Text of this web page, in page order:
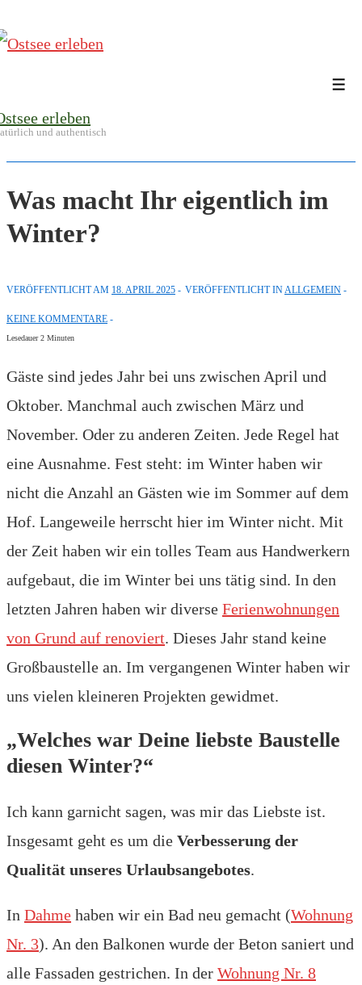
Zum
erleben
und authentisch
Was macht Ihr eigentlich im
Winter?
VERÖFFENTLICHT AM 18. APRIL 2025 VERÖFFENTLICHT IN ALLGEMEIN
KEINE KOMMENTARE
Lesedauer 2 Minuten
Gäste sind jedes Jahr bei uns zwischen April und
Oktober. Manchmal auch zwischen März und
November. Oder zu anderen Zeiten. Jede Regel hat
eine Ausnahme. Fest steht: im Winter haben wir
nicht die Anzahl an Gästen wie im Sommer auf dem
Hof. Langeweile herrscht hier im Winter nicht. Mit
der Zeit haben wir ein tolles Team aus Handwerkern
aufgebaut, die im Winter bei uns tätig sind. In den
letzten Jahren haben wir diverse Ferienwohnungen
von Grund auf renoviert. Dieses Jahr stand keine
Großbaustelle an. Im vergangenen Winter haben wir
uns vielen kleineren Projekten gewidmet.
„Welches war Deine liebste Baustelle
diesen Winter?“
Ich kann garnicht sagen, was mir das Liebste ist.
Insgesamt geht es um die Verbesserung der
Qualität unseres Urlaubsangebotes.
In Dahme haben wir ein Bad neu gemacht (Wohnung
Nr. 3). An den Balkonen wurde der Beton saniert und
alle Fassaden gestrichen. In der Wohnung Nr. 8